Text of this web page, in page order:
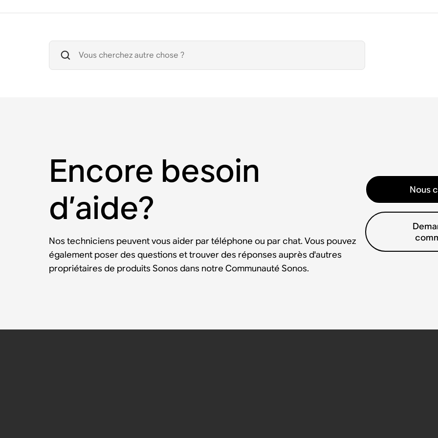
Encore besoin
d’aide?
Nos techniciens peuvent vous aider par téléphone ou par chat. Vous pouvez
également poser des questions et trouver des réponses auprès d'autres
propriétaires de produits Sonos dans notre Communauté Sonos.
Nous